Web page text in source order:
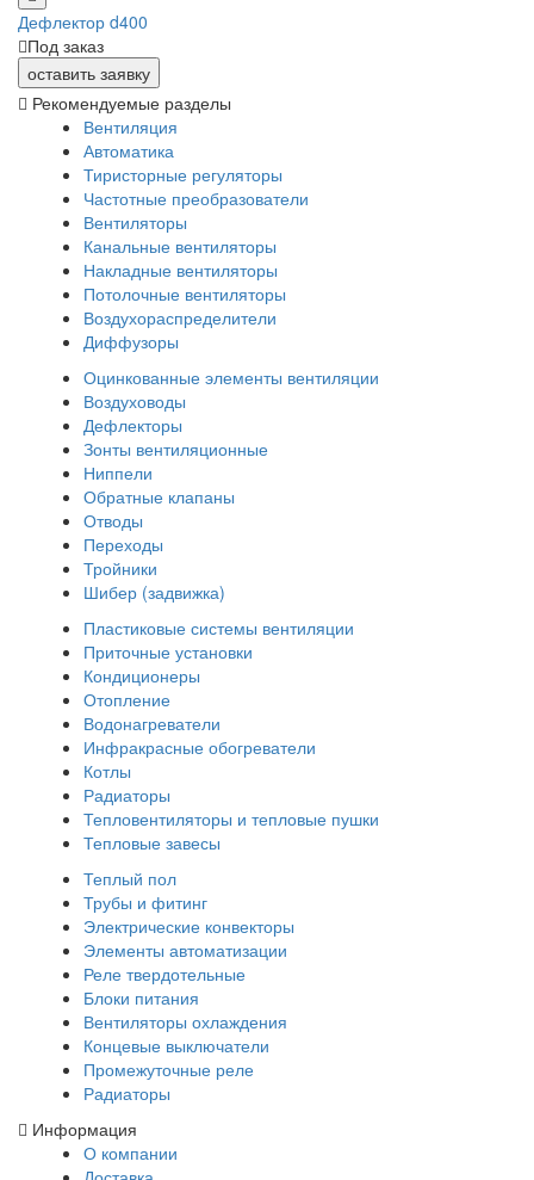
Дефлектор d400
Под заказ
оставить заявку
Рекомендуемые разделы
Вентиляция
Автоматика
Тиристорные регуляторы
Частотные преобразователи
Вентиляторы
Канальные вентиляторы
Накладные вентиляторы
Потолочные вентиляторы
Воздухораспределители
Диффузоры
Оцинкованные элементы вентиляции
Воздуховоды
Дефлекторы
Зонты вентиляционные
Ниппели
Обратные клапаны
Отводы
Переходы
Тройники
Шибер (задвижка)
Пластиковые системы вентиляции
Приточные установки
Кондиционеры
Отопление
Водонагреватели
Инфракрасные обогреватели
Котлы
Радиаторы
Тепловентиляторы и тепловые пушки
Тепловые завесы
Теплый пол
Трубы и фитинг
Электрические конвекторы
Элементы автоматизации
Реле твердотельные
Блоки питания
Вентиляторы охлаждения
Концевые выключатели
Промежуточные реле
Радиаторы
Информация
О компании